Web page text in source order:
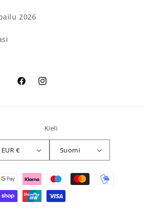
2026
FacebookInstagram
Suomi | EUR €
Kieli
Suomi